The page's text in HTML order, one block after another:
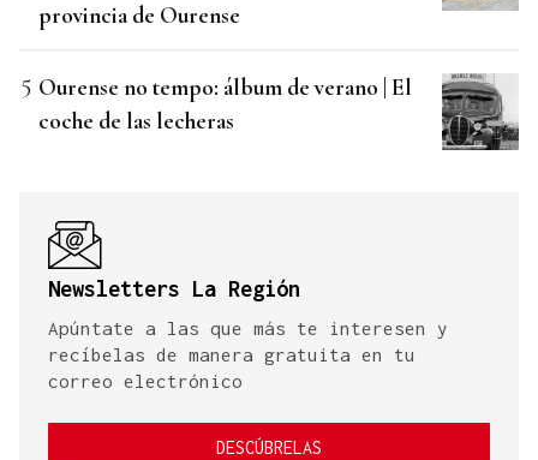
provincia de Ourense
Ourense no tempo: álbum de verano | El
coche de las lecheras
Newsletters La Región
Apúntate a las que más te interesen y
recíbelas de manera gratuita en tu
correo electrónico
DESCÚBRELAS